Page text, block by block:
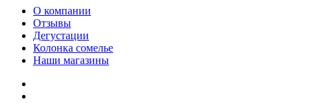
О компании
Отзывы
Дегустации
Колонка сомелье
Наши магазины